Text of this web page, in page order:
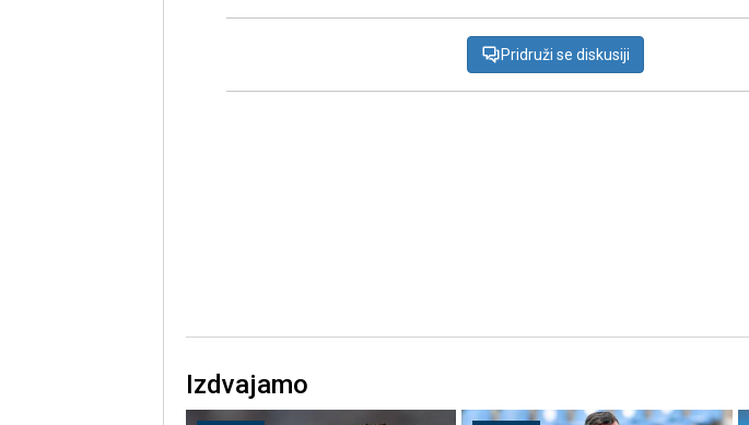
Pridruži se diskusiji
Izdvajamo